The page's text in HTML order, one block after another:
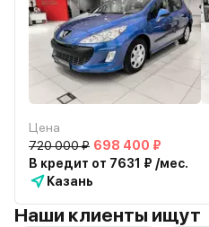
Цена
720 000 ₽ 698 400 ₽
В кредит от 7631 ₽ /мес.
Казань
Наши клиенты ищут